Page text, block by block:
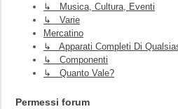
↳ Musica, Cultura, Eventi
↳ Varie
Mercatino
↳ Apparati Completi Di
↳ Componenti
↳ Quanto Vale?
Permessi forum